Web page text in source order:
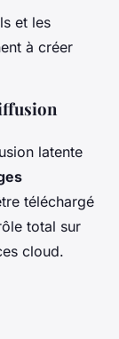
et les
à créer
latente
téléchargé
total sur
cloud.